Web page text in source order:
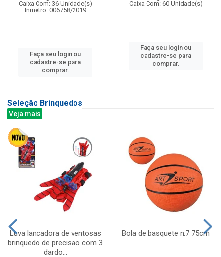
Caixa Com: 36 Unidade(s)
Inmetro: 006758/2019
Faça seu login ou
cadastre-se para
comprar.
Caixa Com: 60 Unidade(s)
Faça seu login ou
cadastre-se para
comprar.
Seleção Brinquedos
Veja mais
Luva lancadora de ventosas
brinquedo de precisao com 3
dardo...
Bola de basquete n.7 75cm